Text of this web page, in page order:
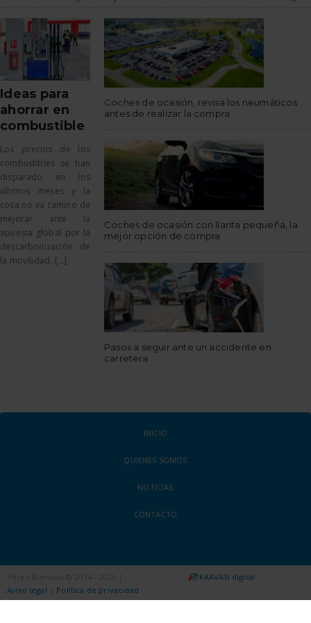
Ideas para
ahorrar en
combustible
Los precios de los
combustibles se han
disparado en los
últimos meses y la
cosa no va camino de
mejorar ante la
apuesta global por la
descarbonización de
la movilidad. [...]
Coches de ocasión, revisa los neumáticos
antes de realizar la compra
Coches de ocasión con llanta pequeña, la
mejor opción de compra
Pasos a seguir ante un accidente en
carretera
INICIO
QUIENES SOMOS
NOTICIAS
CONTACTO
Aviso legal
Política de privacidad
KAAVAN digital